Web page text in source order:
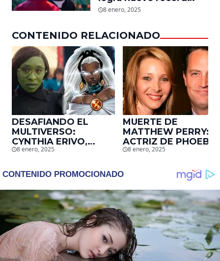
mundial en tan solo 11
8 enero, 2025
CONTENIDO RELACIONADO
DESAFIANDO EL
MULTIVERSO:
CYNTHIA ERIVO,
PROTAGONISTA DE
SER STORM EN EL
MCU
8 enero, 2025
MUERTE DE
MATTHEW PERRY:
ACTRIZ DE PHOEBE,
EN ‘FRIENDS’,
EMOTIVO MENSAJE
QUE EL ACTOR LE
DEJÓ
8 enero, 2025